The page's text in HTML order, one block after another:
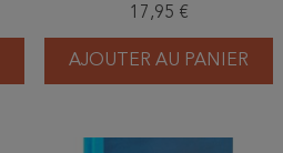
17,95 €
AJOUTER AU PANIER